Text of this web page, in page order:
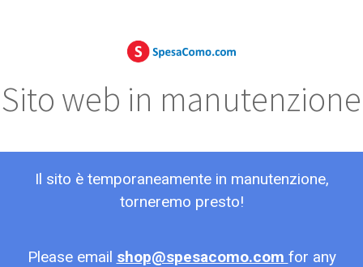
Sito web in manutenzione
Il sito è temporaneamente in manutenzione,
torneremo presto!
Please email shop@spesacomo.com for any